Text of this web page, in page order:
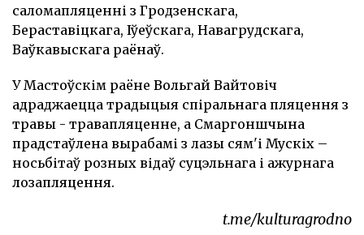
саломапляценні з Гродзенскага,
Бераставіцкага, Іўеўскага, Навагрудскага,
Ваўкавыскага раёнаў.
У Мастоўскім раёне Вольгай Вайтовіч
адраджаецца традыцыя спіральнага пляцення з
травы - травапляценне, а Смаргоншчына
прадстаўлена вырабамі з лазы сям'і Мускіх –
носьбітаў розных відаў суцэльнага і ажурнага
лозапляцення.
t.me/kulturagrodno